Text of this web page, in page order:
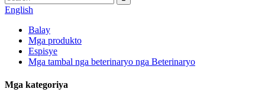
English
Balay
Mga produkto
Espisye
Mga tambal nga beterinaryo nga Beterinaryo
Mga kategoriya